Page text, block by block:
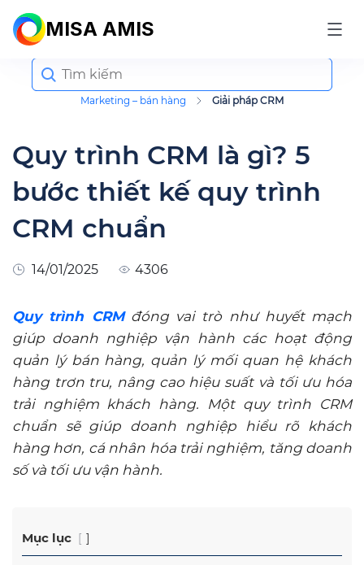
MISA AMIS
Marketing – bán hàng Giải pháp CRM
Search
for:
Quy trình CRM là gì? 5
bước thiết kế quy trình
CRM chuẩn
14/01/2025 4306
Quy trình CRMđóng vai trò như huyết mạch
giúp doanh nghiệp vận hành các hoạt động
quản lý bán hàng, quản lý mối quan hệ khách
hàng trơn tru, nâng cao hiệu suất và tối ưu hóa
trải nghiệm khách hàng. Một quy trình CRM
chuẩn sẽ giúp doanh nghiệp hiểu rõ khách
hàng hơn, cá nhân hóa trải nghiệm, tăng doanh
số và tối ưu vận hành.
Mục lục